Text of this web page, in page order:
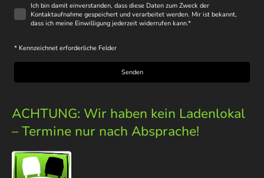
Ich bin damit einverstanden, dass diese Daten zum Zweck der
Kontaktaufnahme gespeichert und verarbeitet werden. Mir ist bekannt,
dass ich meine Einwilligung jederzeit widerrufen kann.*
* Kennzeichnet erforderliche Felder
Senden
ACHTUNG: Wir haben kein Ladenlokal
– Termine nur nach Absprache!